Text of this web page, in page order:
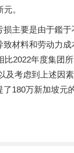
。
损主要是由于鑑于
致材料和劳动力
比2022年度集团
及考虑到上述因
了180万新加坡元